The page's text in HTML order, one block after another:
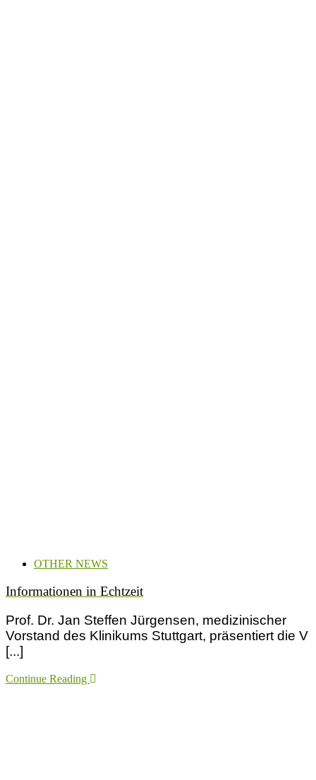
OTHER NEWS
Informationen in Echtzeit
Prof. Dr. Jan Steffen Jürgensen, medizinischer
Vorstand des Klinikums Stuttgart, präsentiert die V
[...]
Continue Reading